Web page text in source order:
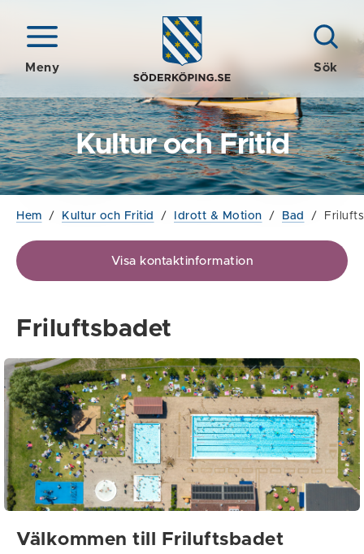
Meny Sök
Kultur och Fritid
Hem / Kultur och Fritid / Idrott & Motion / Bad /
Visa kontaktinformation
Friluftsbadet
Välkommen till Friluftsbadet